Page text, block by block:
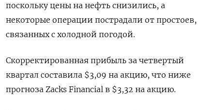
поскольку цены на нефть снизились, а
некоторые операции пострадали от простоев,
связанных с холодной погодой.
Скорректированная прибыль за четвертый
квартал составила $3,09 на акцию, что ниже
прогноза Zacks Financial в $3,32 на акцию.